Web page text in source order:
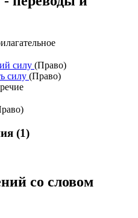
силу (Право)
силу (Право)
(1)
со словом